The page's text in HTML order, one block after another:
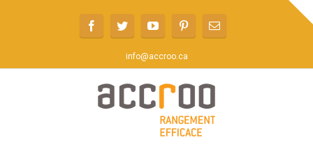
info@accroo.ca